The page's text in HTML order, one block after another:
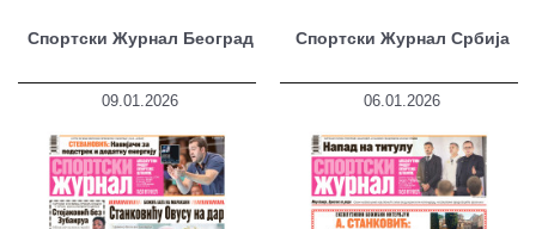
Спортски Журнал Београд
09.01.2026
Спортски Журнал Србија
06.01.2026